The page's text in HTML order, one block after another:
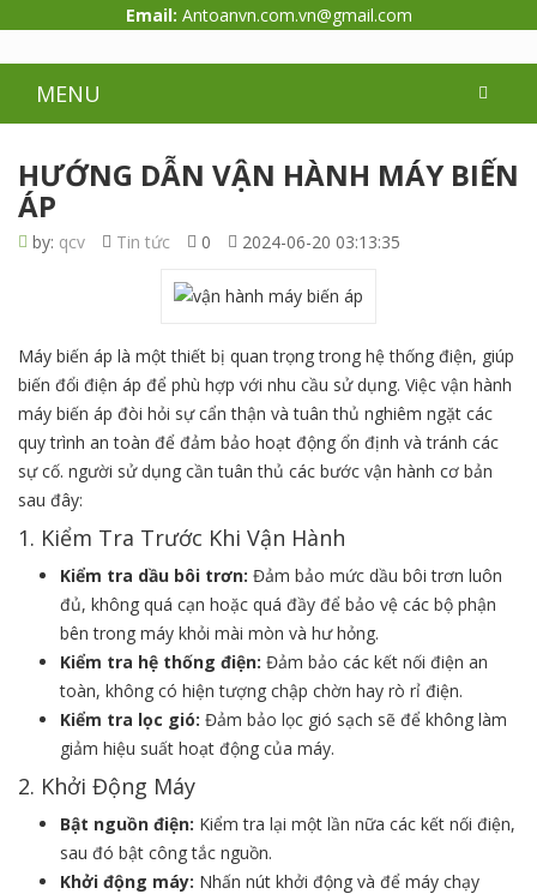
Email: Antoanvn.com.vn@gmail.com
MENU
HƯỚNG DẪN VẬN HÀNH MÁY BIẾN
ÁP
by: qcv Tin tức 0 2024-06-20 03:13:35
Máy biến áp là một thiết bị quan trọng trong hệ thống điện, giúp
biến đổi điện áp để phù hợp với nhu cầu sử dụng. Việc vận hành
máy biến áp đòi hỏi sự cẩn thận và tuân thủ nghiêm ngặt các
quy trình an toàn để đảm bảo hoạt động ổn định và tránh các
sự cố. người sử dụng cần tuân thủ các bước vận hành cơ bản
sau đây:
1. Kiểm Tra Trước Khi Vận Hành
Kiểm tra dầu bôi trơn: Đảm bảo mức dầu bôi trơn luôn
đủ, không quá cạn hoặc quá đầy để bảo vệ các bộ phận
bên trong máy khỏi mài mòn và hư hỏng.
Kiểm tra hệ thống điện: Đảm bảo các kết nối điện an
toàn, không có hiện tượng chập chờn hay rò rỉ điện.
Kiểm tra lọc gió: Đảm bảo lọc gió sạch sẽ để không làm
giảm hiệu suất hoạt động của máy.
2. Khởi Động Máy
Bật nguồn điện: Kiểm tra lại một lần nữa các kết nối điện,
sau đó bật công tắc nguồn.
Khởi động máy: Nhấn nút khởi động và để máy chạy